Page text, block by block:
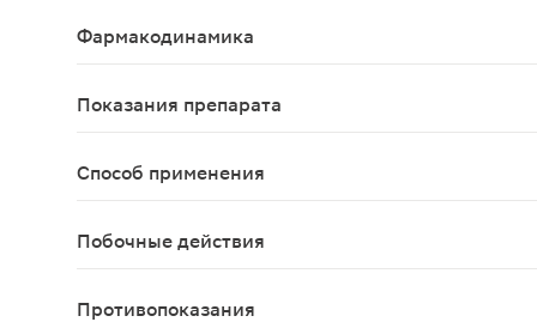
Фармакодинамика
Показания препарата
В комплексной терапии. Гнойные раны,
Способ применения
Для наружного применения применяют 3%
Побочные действия
Противопоказания